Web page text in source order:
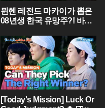
뮌헨 레전드 마카이가 뽑은
08년생 한국 유망주?! 바이
4명이라니...
[Today's Mission] Luck Or